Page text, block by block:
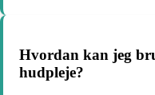
Hvordan kan jeg
hudpleje?